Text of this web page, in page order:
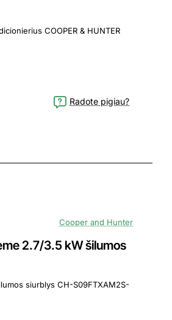
& HUNTER
Radote pigiau?
Cooper and Hunter
2.7/3.5 kW šilumos
S09FTXAM2S-